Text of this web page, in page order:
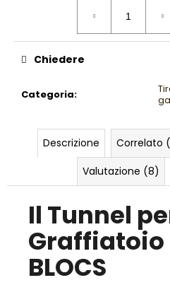
Categoria:
Chiedere
Descrizione Correlato
Valutazione (8)
Il Tunnel
Graffiatoio
BLOCS